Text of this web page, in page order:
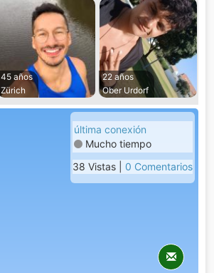
45 años
Zürich
22 años
Ober Urdorf
última conexión
Mucho tiempo
38 Vistas | 0 Comentarios